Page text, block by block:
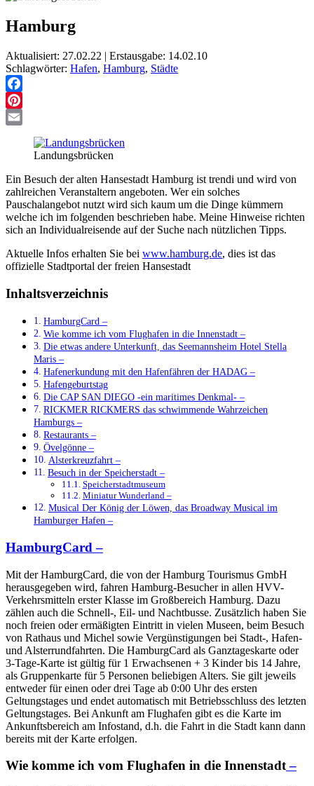
Hamburg
Aktualisiert: 27.02.22 | Erstausgabe: 14.02.10
Schlagwörter: Hafen, Hamburg, Städte
Facebook
Pinterest
Landungsbrücken
Ein Besuch der alten Hansestadt Hamburg ist trendi und wird von
zahlreichen Veranstaltern angeboten. Wer ein solches
Pauschalangebot nutzt wird sich kaum um die Dinge kümmern
welche ich im folgenden beschrieben habe. Meine Hinweise richten
sich an Individualreisende auf der Suche nach nützlichen Tipps.
Aktuelle Infos erhalten Sie bei www.hamburg.de, dies ist das
offizielle Stadtportal der freien Hansestadt
Inhaltsverzeichnis
HamburgCard –
Wie komme ich vom Flughafen in die Innenstadt –
Die etwas andere Unterkunft, das Seemannsheim Hotel Stella
Maris –
Hafenerkundung mit den Hafenfähren der HADAG –
Hafengeburtstag
Die CAP SAN DIEGO -ein maritimes Denkmal- –
RICKMER RICKMERS das schwimmende Wahrzeichen
Hamburgs –
Restaurants –
Övelgönne –
Alsterkreuzfahrt –
Besuch in der Speicherstadt –
Speicherstadtmuseum
Miniatur Wunderland –
Musical Der König der Löwen, das Broadway Musical im
Hamburger Hafen –
HamburgCard –
Mit derHamburgCard, die von der Hamburg Tourismus GmbH
herausgegeben wird, fahren Hamburg-Besucher in allen HVV-
Verkehrsmitteln erster Klasse im Großbereich Hamburg. Dazu
zählen auch die Schnell-, Eil- und Nachtbusse. Zusätzlich haben Sie
noch freien oder ermäßigten Eintritt in vielen Museen, beim Besuch
von Rathaus und Michel sowie Vergünstigungen bei Stadt-, Hafen-
und Alsterrundfahrten. Die HamburgCard als Ganztageskarte oder
3-Tage-Karte ist gültig für 1 Erwachsenen + 3 Kinder bis 14 Jahre,
als Gruppenkarte für 5 Personen beliebigen Alters. Sie gilt jeweils
entweder für einen oder drei Tage ab 0:00 Uhr des ersten
Geltungstages und endet automatisch mit Betriebsschluss des letzten
Geltungstages. Bei Ankunft am Flughafen gibt es die Karte im
Ankunftsbereich am Infostand, d.h. die Fahrt in die Stadt kann dann
bereits mit der Karte erfolgen.
Wie komme ich vom Flughafen in die Innenstadt–